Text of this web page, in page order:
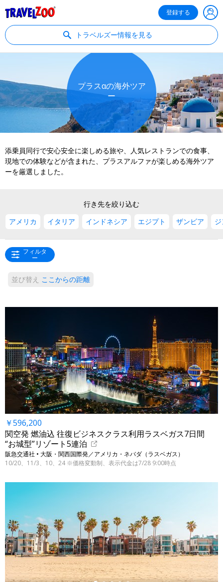
登録する
トラベルズー情報を見る
プラスαの海外ツア
ー
添乗員同行で安心安全に楽しめる旅や、人気レストランでの食事、
現地での体験などが含まれた、プラスアルファが楽しめる海外ツア
ーを厳選しました。
行き先を絞り込む
アメリカ
イタリア インドネシア エジプト ザンビア
フィルタ
ー
並び替え ここからの距離
￥596,200
関空発 燃油込 往復ビジネスクラス利用ラスベガス7日間
“お城型”リゾート5連泊
阪急交通社 • 大阪・関西国際発／アメリカ・ネバダ（ラスベガス）
10/20、11/3、10、24 ※価格変動制、表示代金は7/28 9:00時点
←